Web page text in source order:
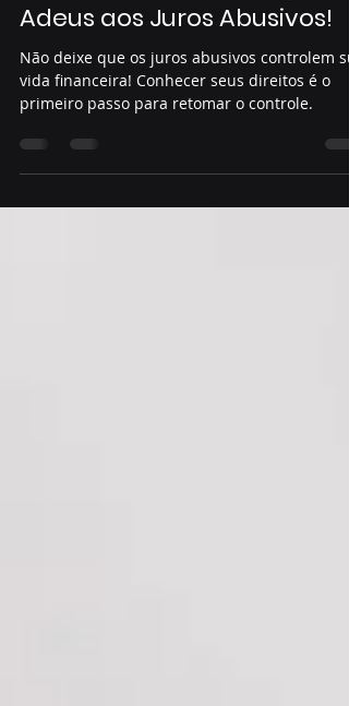
Revisional De Juros: Diga
Adeus aos Juros Abusivos!
Não deixe que os juros abusivos controlem
primeiro passo para retomar o controle.